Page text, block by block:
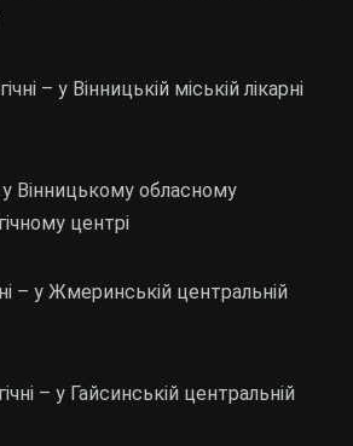
– у Вінницькій міській лікарні
у Вінницькому обласному
центрі
– у Жмеринській центральній
– у Гайсинській центральній